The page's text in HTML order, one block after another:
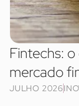
Fintechs:
mercado
JULHO 2026